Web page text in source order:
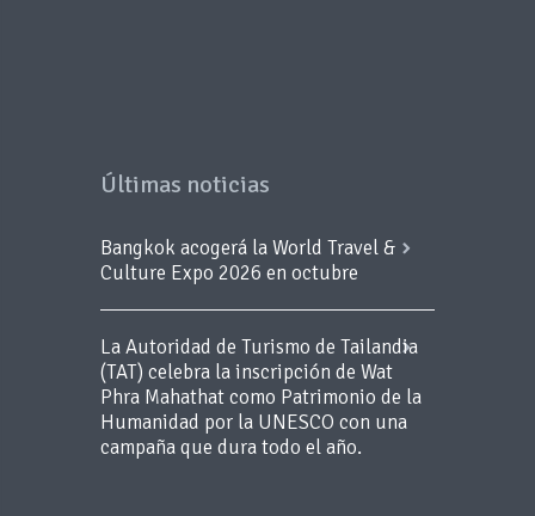
Últimas noticias
Bangkok acogerá la World Travel &
Culture Expo 2026 en octubre
La Autoridad de Turismo de Tailandia
(TAT) celebra la inscripción de Wat
Phra Mahathat como Patrimonio de la
Humanidad por la UNESCO con una
campaña que dura todo el año.